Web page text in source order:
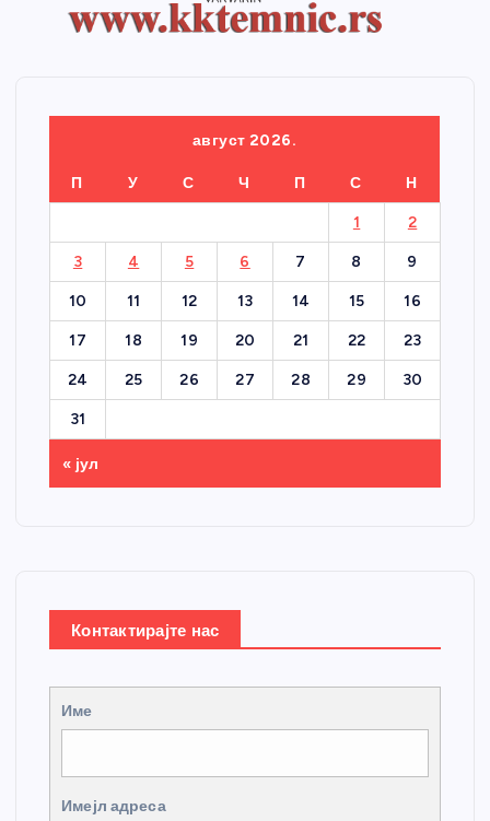
август 2026.
П У С Ч П С Н
1 2
3 4 5 6 7 8 9
10 11 12 13 14 15 16
17 18 19 20 21 22 23
24 25 26 27 28 29 30
31
« јул
Контактирајте нас
Име
Имејл адреса